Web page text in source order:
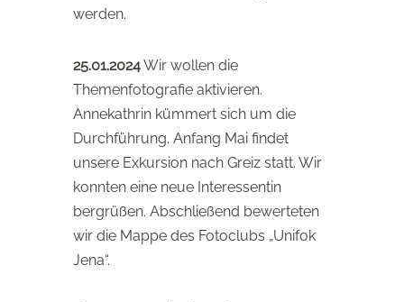
werden.
25.01.2024Wir wollen die
Themenfotografie aktivieren.
Annekathrin kümmert sich um die
Durchführung. Anfang Mai findet
unsere Exkursion nach Greiz statt. Wir
konnten eine neue Interessentin
bergrüßen. Abschließend bewerteten
wir die Mappe des Fotoclubs „Unifok
Jena“.